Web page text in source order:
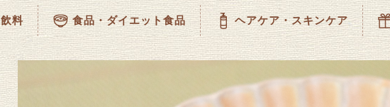
料 食品・ダイエット食品 ヘアケア・スキンケア